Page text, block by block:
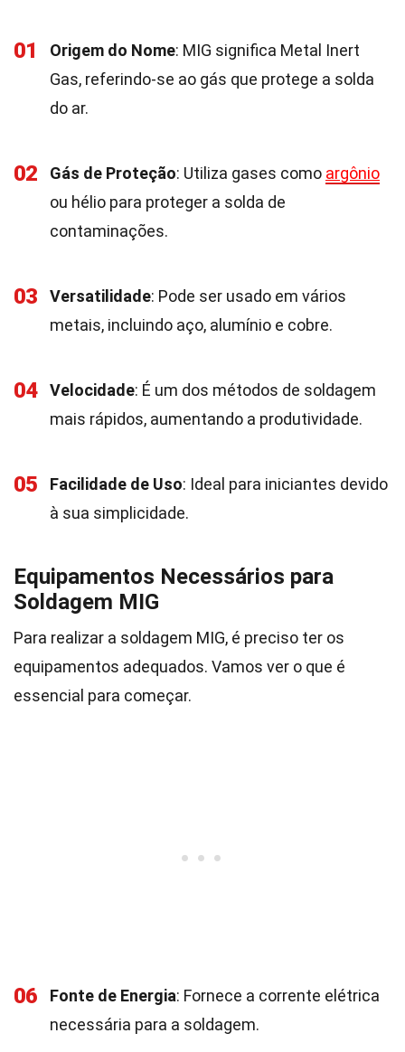
01 Origem do Nome: MIG significa Metal Inert
Gas, referindo-se ao gás que protege a solda
do ar.
02 Gás de Proteção: Utiliza gases como argônio
ou hélio para proteger a solda de
contaminações.
03 Versatilidade: Pode ser usado em vários
metais, incluindo aço, alumínio e cobre.
04 Velocidade: É um dos métodos de soldagem
mais rápidos, aumentando a produtividade.
05 Facilidade de Uso: Ideal para iniciantes devido
à sua simplicidade.
Equipamentos Necessários para
Soldagem MIG
Para realizar a soldagem MIG, é preciso ter os
equipamentos adequados. Vamos ver o que é
essencial para começar.
06 Fonte de Energia: Fornece a corrente elétrica
necessária para a soldagem.